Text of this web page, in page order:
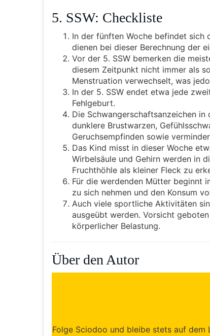
5. SSW: Checkliste
In der fünften Woche befindet sich
dienen bei dieser Berechnung der
Vor der 5. SSW bemerken die
diesem Zeitpunkt nicht immer als
Menstruation verwechselt, was
In der 5. SSW endet etwa jede
Fehlgeburt.
Die Schwangerschaftsanzeichen
dunklere Brustwarzen,
Geruchsempfinden sowie
Das Kind misst in dieser Woche
Wirbelsäule und Gehirn werden in
Fruchthöhle als kleiner Fleck zu
Für die werdenden Mütter beginnt
zu sich nehmen und den Konsum
Auch viele sportliche Aktivitäten
ausgeübt werden. Vorsicht
körperlicher Belastung.
Über den Autor
Folge Sciodoo und bleibe stets auf dem